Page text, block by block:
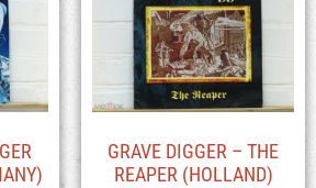
GRAVE DIGGER – THE
REAPER (HOLLAND)